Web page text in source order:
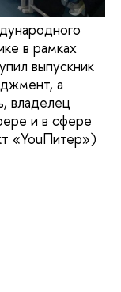
в рамках
выпускник
а
владелец
и в сфере
«YouПитер»)